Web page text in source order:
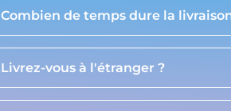
Combien de temps dure la
Livrez-vous à l'étranger ?